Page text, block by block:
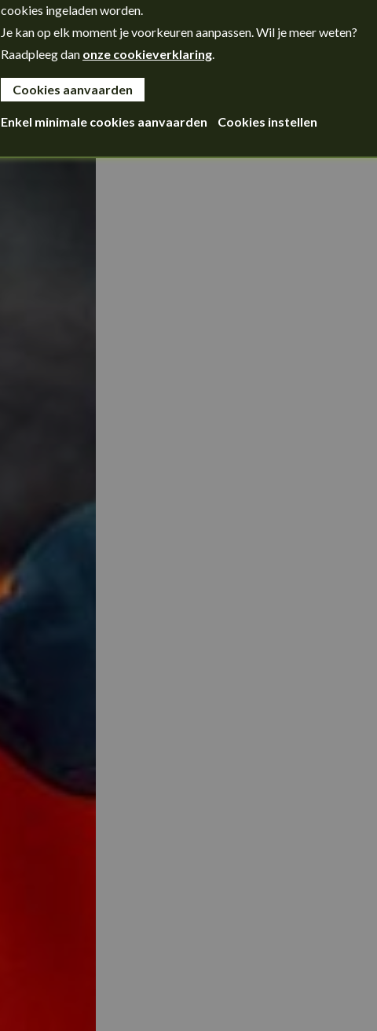
cookies ingeladen worden.
Je kan op elk moment je voorkeuren aanpassen. Wil je meer weten?
Raadpleeg dan onze cookieverklaring
Cookies aanvaarden
Enkel minimale cookies aanvaarden Cookies instellen